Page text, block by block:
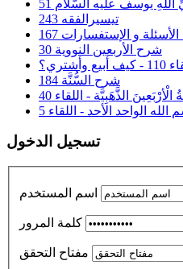
تيسيرالفقه 243
الأسئلة و الإستفسارات 167
شرح الأربعين النووية 30
شرح السُّنَّة 184
الذَّهَبِيَّة - اللقاء 40
تسجيل الدخول
اسم المستخدم
كلمة المرور
مفتاح التحقق